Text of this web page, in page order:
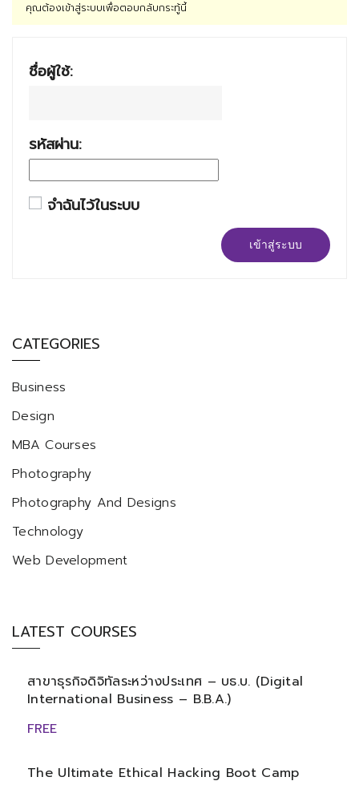
คุณต้องเข้าสู่ระบบเพื่อตอบกลับกระทู้นี้
ชื่อผู้ใช้:
รหัสผ่าน:
จำฉันไว้ในระบบ
เข้าสู่ระบบ
CATEGORIES
Business
Design
MBA Courses
Photography
Photography And Designs
Technology
Web Development
LATEST COURSES
สาขาธุรกิจดิจิทัลระหว่างประเทศ – บธ.บ. (Digital
International Business – B.B.A.)
FREE
The Ultimate Ethical Hacking Boot Camp